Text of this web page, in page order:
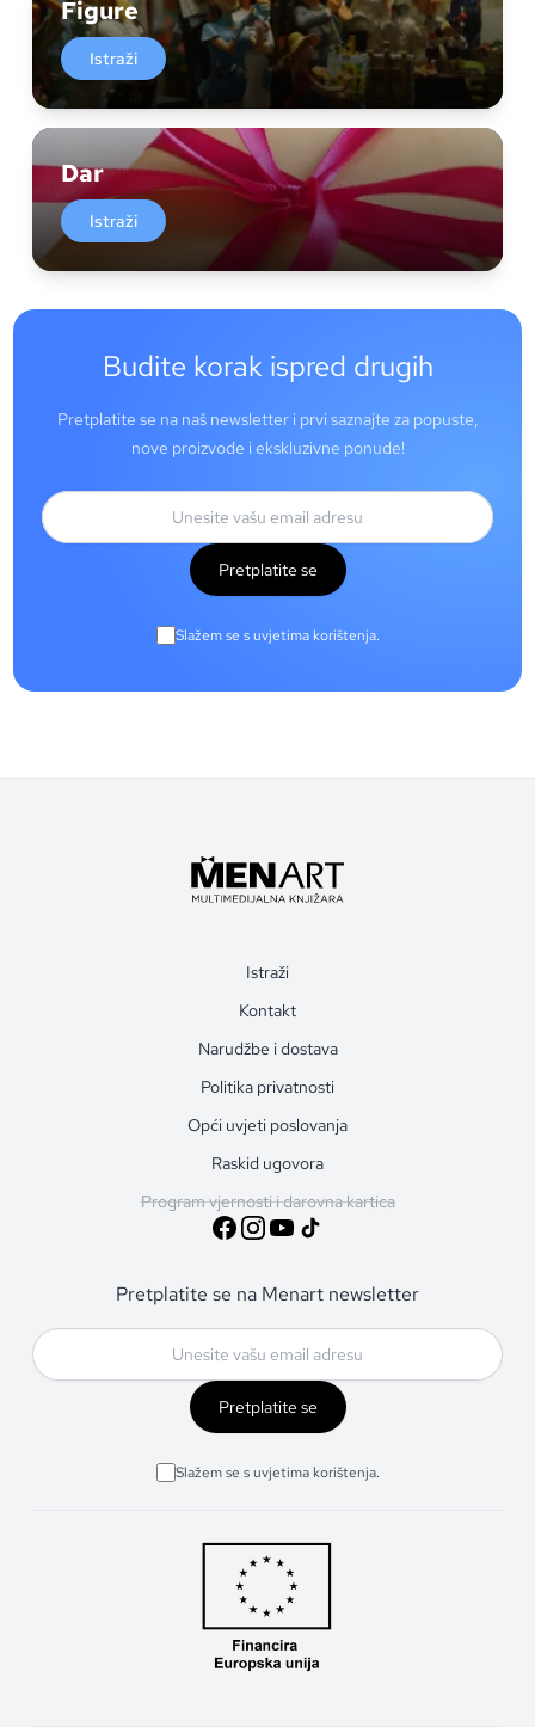
Figure
Istraži
Dar
Istraži
Budite korak ispred drugih
Pretplatite se na naš newsletter i prvi saznajte za popuste,
nove proizvode i ekskluzivne ponude!
Pretplatite se
Slažem se s uvjetima korištenja.
Istraži
Kontakt
Narudžbe i dostava
Politika privatnosti
Opći uvjeti poslovanja
Raskid ugovora
Program vjernosti i darovna kartica
Pretplatite se na Menart newsletter
Pretplatite se
Slažem se s uvjetima korištenja.